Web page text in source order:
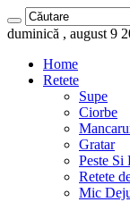
duminică , august 9
Home
Retete
Supe
Ciorbe
Gratar
Peste Si
Retete
Mic